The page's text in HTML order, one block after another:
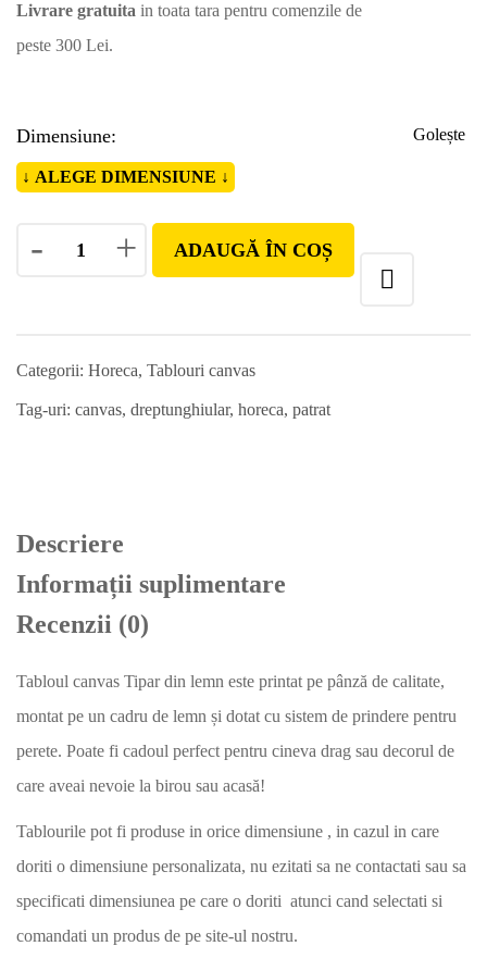
Livrare gratuita in toata tara pentru comenzile de
peste 300 Lei.
Dimensiune Golește
- + ADAUGĂ ÎN COȘ
Categorii: Horeca, Tablouri canvas
Tag-uri: canvas, dreptunghiular, horeca, patrat
Descriere
Informații suplimentare
Recenzii (0)
Tabloul canvas Tipar din lemn este printat pe pânză de calitate,
montat pe un cadru de lemn și dotat cu sistem de prindere pentru
perete. Poate fi cadoul perfect pentru cineva drag sau decorul de
care aveai nevoie la birou sau acasă!
Tablourile pot fi produse in orice dimensiune , in cazul in care
doriti o dimensiune personalizata, nu ezitati sa ne contactati sau sa
specificati dimensiunea pe care o doriti atunci cand selectati si
comandati un produs de pe site-ul nostru.